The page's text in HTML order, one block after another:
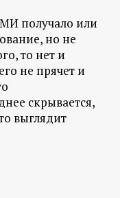
получало или
но не
то нет и
не прячет и
скрывается,
выглядит